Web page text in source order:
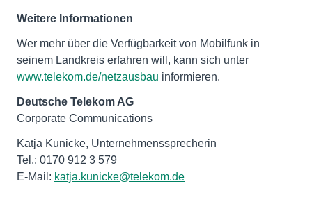
Weitere Informationen
Wer mehr über die Verfügbarkeit von Mobilfunk in
seinem Landkreis erfahren will, kann sich unter
www.telekom.de/netzausbau informieren.
Deutsche Telekom AG
Corporate Communications
Katja Kunicke, Unternehmenssprecherin
Tel.: 0170 912 3 579
E-Mail: katja.kunicke@telekom.de